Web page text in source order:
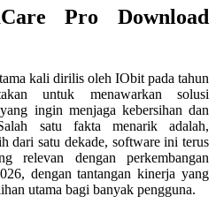
Pro Download
kali dirilis oleh IObit pada tahun
untuk menawarkan solusi
ingin menjaga kebersihan dan
satu fakta menarik adalah,
dari satu dekade, software ini terus
relevan dengan perkembangan
dengan tantangan kinerja yang
utama bagi banyak pengguna.